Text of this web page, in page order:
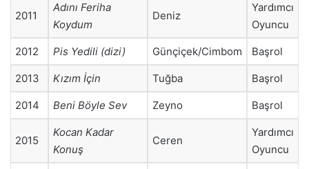
2011
Adını Feriha
Koydum
Deniz
Yardımcı
Oyuncu
2012 Pis Yedili (dizi) Günçiçek/Cimbom Başrol
2013 Kızım İçin Tuğba Başrol
2014 Beni Böyle Sev Zeyno Başrol
2015
Kocan Kadar
Konuş
Ceren
Yardımcı
Oyuncu